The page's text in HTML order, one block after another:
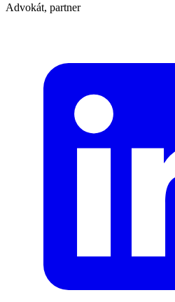
Advokát, partner